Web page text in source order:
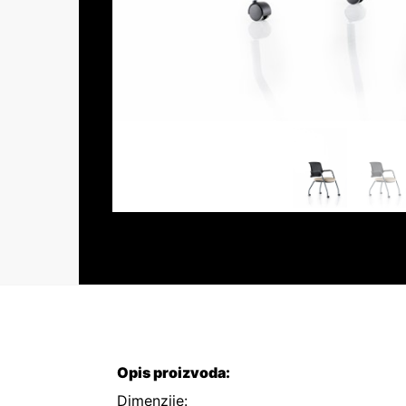
Opis proizvoda:
Dimenzije: